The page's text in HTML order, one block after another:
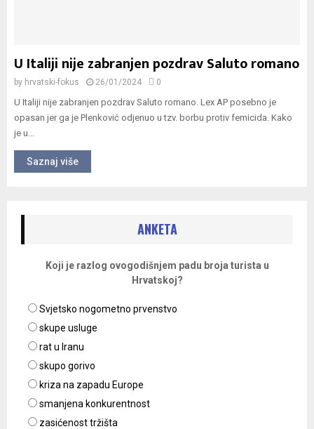
U Italiji nije zabranjen pozdrav Saluto romano
by hrvatski-fokus 26/01/2024 0
U Italiji nije zabranjen pozdrav Saluto romano. Lex AP posebno je
opasan jer ga je Plenković odjenuo u tzv. borbu protiv femicida. Kako
je u...
Saznaj više
ANKETA
Koji je razlog ovogodišnjem padu broja turista u
Hrvatskoj?
Svjetsko nogometno prvenstvo
skupe usluge
rat u Iranu
skupo gorivo
kriza na zapadu Europe
smanjena konkurentnost
zasićenost tržišta